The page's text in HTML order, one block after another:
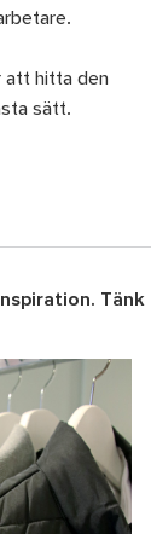
att hitta den
sätt.
Tänk